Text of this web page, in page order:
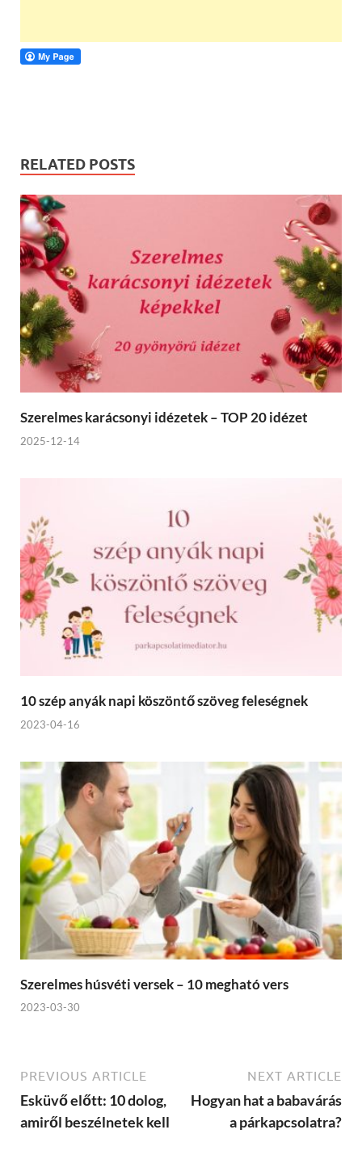
RELATED POSTS
Szerelmes karácsonyi idézetek – TOP 20 idézet
2025-12-14
10 szép anyák napi köszöntő szöveg feleségnek
2023-04-16
Szerelmes húsvéti versek – 10 megható vers
2023-03-30
PREVIOUS ARTICLE
Esküvő előtt: 10 dolog,
amiről beszélnetek kell
NEXT ARTICLE
Hogyan hat a babavárás
a párkapcsolatra?